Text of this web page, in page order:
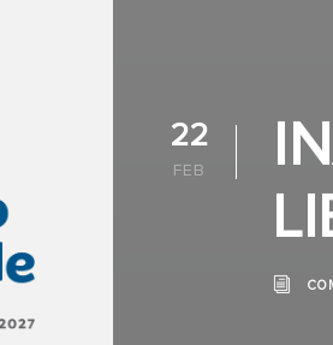
22
FEB